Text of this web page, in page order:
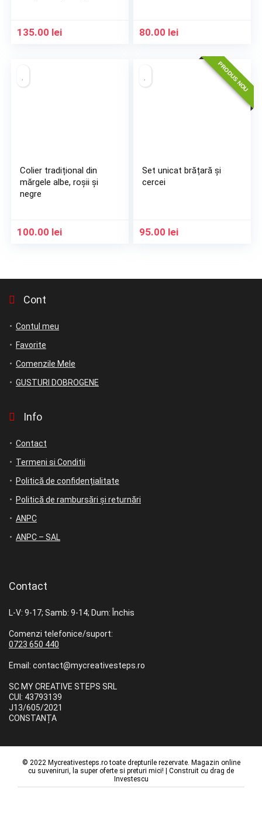
135.00 lei 80.00 lei
Colier tradițional din
mărgele albe, roșii și
negre
100.00 lei
PRODUS NOU
Set unicat brățară și
cercei
95.00 lei
Cont
Contul meu
Favorite
Comenzile Mele
GUSTURI DOBROGENE
Info
Contact
Termeni si Conditii
Politică de confidențialitate
Politică de rambursări și returnări
ANPC
ANPC – SAL
Contact
L-V: 9-17; Samb: 9-14; Dum: Închis
Comenzi telefonice/suport:
0723 650 440
Email: contact@mycreativesteps.ro
SC MY CREATIVE STEPS SRL
CUI: 43793139
J13/605/2021
CONSTANȚA
© 2022 Mycreativesteps.ro toate drepturile rezervate. Magazin online
cu suveniruri, la super oferte si preturi mici! | Construit cu drag de
Investescu